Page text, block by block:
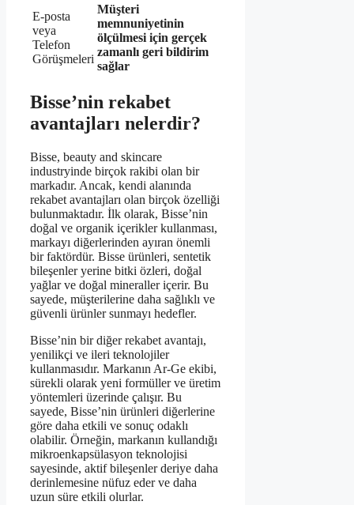
E-posta
veya
Telefon
Görüşmeleri
Müşteri
memnuniyetinin
ölçülmesi için gerçek
zamanlı geri bildirim
sağlar
Bisse’nin rekabet
avantajları nelerdir?
Bisse, beauty and skincare
industryinde birçok rakibi olan bir
markadır. Ancak, kendi alanında
rekabet avantajları olan birçok özelliği
bulunmaktadır. İlk olarak, Bisse’nin
doğal ve organik içerikler kullanması,
markayı diğerlerinden ayıran önemli
bir faktördür. Bisse ürünleri, sentetik
bileşenler yerine bitki özleri, doğal
yağlar ve doğal mineraller içerir. Bu
sayede, müşterilerine daha sağlıklı ve
güvenli ürünler sunmayı hedefler.
Bisse’nin bir diğer rekabet avantajı,
yenilikçi ve ileri teknolojiler
kullanmasıdır. Markanın Ar-Ge ekibi,
sürekli olarak yeni formüller ve üretim
yöntemleri üzerinde çalışır. Bu
sayede, Bisse’nin ürünleri diğerlerine
göre daha etkili ve sonuç odaklı
olabilir. Örneğin, markanın kullandığı
mikroenkapsülasyon teknolojisi
sayesinde, aktif bileşenler deriye daha
derinlemesine nüfuz eder ve daha
uzun süre etkili olurlar.